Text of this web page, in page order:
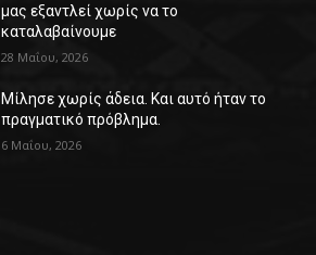
μας εξαντλεί χωρίς να το
καταλαβαίνουμε
28 Μαΐου, 2026
Μίλησε χωρίς άδεια. Και αυτό ήταν το
πραγματικό πρόβλημα.
6 Μαΐου, 2026